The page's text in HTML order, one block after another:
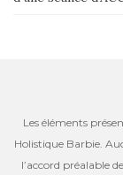
Les éléments
Holistique Barbie.
l’accord préalable